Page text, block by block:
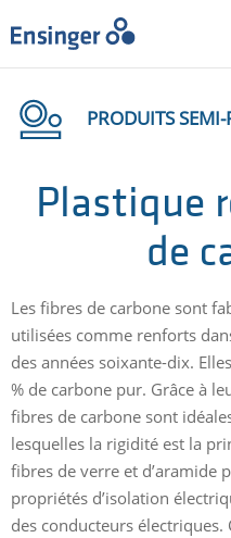
VOTRE DEMANDE
Accueil
PRODUITS
Plastique
de
Les fibres de carbone sont
utilisées comme renforts
des années soixante-dix.
% de carbone pur. Grâce à
fibres de carbone sont
lesquelles la rigidité est la
fibres de verre et d’aramide
propriétés d’isolation
des conducteurs